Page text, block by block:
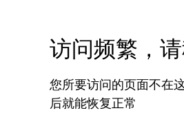
访问频繁，
您所要访问的页面不在
后就能恢复正常